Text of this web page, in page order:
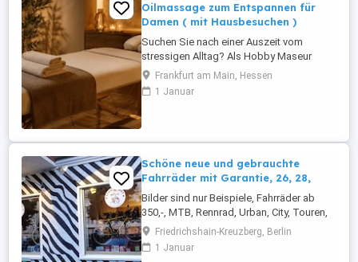
Oilmassage zum Entspannen für
Damen ( mit Hausbesuchen )
Suchen Sie nach einer Auszeit vom
stressigen Alltag? Als Hobby Maseur
biete ich Ihnen entspannende
Gesellschaft u. Ganzkörper Oil massagen
direkt in Ihrem vertrauten Zuhause an. Ich
kräftigere Griffe bei hartnäckigen
Verspannungen. ...
Frankfurt am Main, Hessen
1 Januar
Schöne neue und gebrauchte
Fahrräder mit Garantie, 26, 28,
Bilder sind nur Beispiele, Fahrräder ab
350,-, MTB, Rennrad, Urban, City, Touren,
Gravel, Trekking usw. Ob moderne
gebrauchte Räder oder Klassische
Mountain bikes, vintage die z.T. aussehen
Friedrichshain-Kreuzberg, Berlin
1 Januar